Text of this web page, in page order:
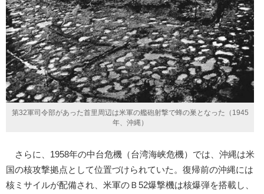
第32軍司令部があった首里周辺は米軍の艦砲射撃で蜂の巣となった（1945
年、沖縄）
さらに、1958年の中台危機（台湾海峡危機）では、沖縄は米
国の核攻撃拠点として位置づけられていた。復帰前の沖縄には
核ミサイルが配備され、米軍のＢ52爆撃機は核爆弾を搭載し、